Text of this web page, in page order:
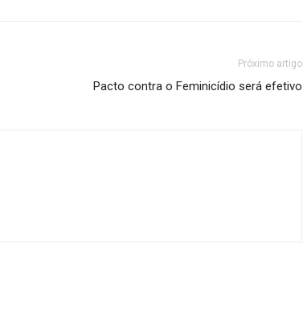
Próximo artigo
Pacto contra o Feminicídio será efetivo